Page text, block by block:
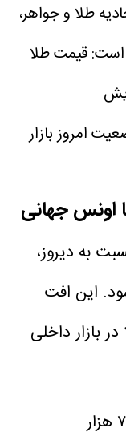
طلا و جواهر،
است: قیمت طلا
امروز بازار
اونس جهانی
۳۷ دلاری نسبت به دیروز،
می‌شود. این افت
بازار داخلی
هر گرم طلای ۱۸ عیار با کاهش ۷۰ هزار